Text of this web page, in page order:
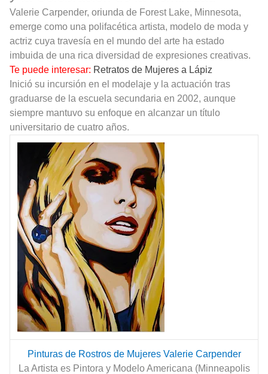
Valerie Carpender, oriunda de Forest Lake, Minnesota,
emerge como una polifacética artista, modelo de moda y
actriz cuya travesía en el mundo del arte ha estado
imbuida de una rica diversidad de expresiones creativas.
Te puede interesar: Retratos de Mujeres a Lápiz
Inició su incursión en el modelaje y la actuación tras
graduarse de la escuela secundaria en 2002, aunque
siempre mantuvo su enfoque en alcanzar un título
universitario de cuatro años.
Pinturas de Rostros de Mujeres Valerie Carpender
La Artista es Pintora y Modelo Americana (Minneapolis